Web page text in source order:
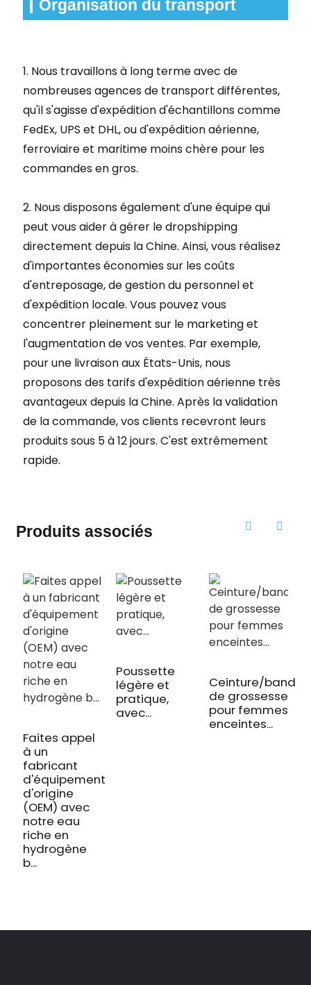
Organisation du transport
1. Nous travaillons à long terme avec de
nombreuses agences de transport différentes,
qu'il s'agisse d'expédition d'échantillons comme
FedEx, UPS et DHL, ou d'expédition aérienne,
ferroviaire et maritime moins chère pour les
commandes en gros.
2. Nous disposons également d'une équipe qui
peut vous aider à gérer le dropshipping
directement depuis la Chine. Ainsi, vous réalisez
d'importantes économies sur les coûts
d'entreposage, de gestion du personnel et
d'expédition locale. Vous pouvez vous
concentrer pleinement sur le marketing et
l'augmentation de vos ventes. Par exemple,
pour une livraison aux États-Unis, nous
proposons des tarifs d'expédition aérienne très
avantageux depuis la Chine. Après la validation
de la commande, vos clients recevront leurs
produits sous 5 à 12 jours. C'est extrêmement
rapide.
Produits associés
Faites appel
à un
fabricant
d'équipement
d'origine
(OEM) avec
notre eau
riche en
hydrogène
b...
Poussette
légère et
pratique,
avec...
Ceinture/bande
de grossesse
pour femmes
enceintes...